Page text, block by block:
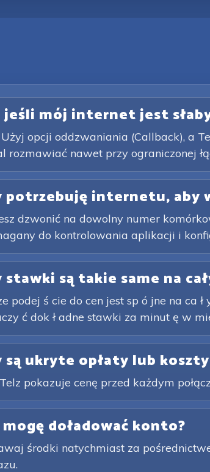
jeśli mój internet jest
opcji oddzwaniania (Callback), a
rozmawiać nawet przy ograniczonej
potrzebuję internetu, aby
dzwonić na dowolny numer
do kontrolowania aplikacji i
stawki są takie same na
podej ś cie do cen jest sp ó jne na ca
ć dok ł adne stawki za minut ę w
są ukryte opłaty lub
pokazuje cenę przed każdym
mogę doładować konto?
środki natychmiast za